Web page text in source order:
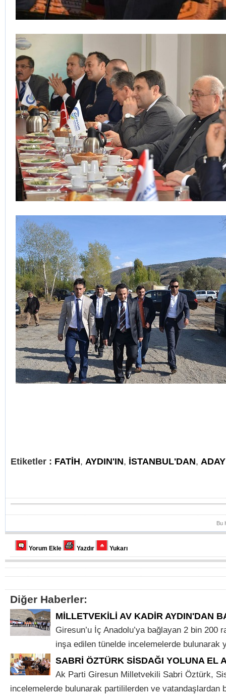
Etiketler : FATİH, AYDIN'IN, İSTANBUL'DAN, ADAY
Bu
Yorum Ekle Yazdır Yukarı
Diğer Haberler:
MİLLETVEKİLİ AV KADİR AYDIN'DAN
Giresun’u İç Anadolu’ya bağlayan 2 bin 200
inşa edilen tünelde incelemelerde bulunarak
SABRİ ÖZTÜRK SİSDAĞI YOLUNA EL
Ak Parti Giresun Milletvekili Sabri Öztürk,
incelemelerde bulunarak partililerden ve vatandaşlardan